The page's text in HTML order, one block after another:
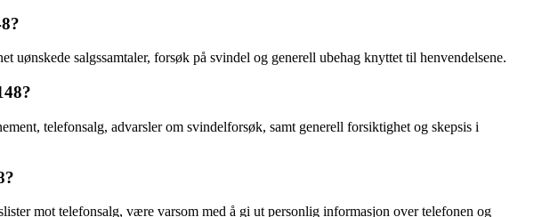
salgssamtaler, forsøk på svindel og generell ubehag knyttet til henvendelsene.
telefonsalg, advarsler om svindelforsøk, samt generell forsiktighet og skepsis i
mot telefonsalg, være varsom med å gi ut personlig informasjon over telefonen og